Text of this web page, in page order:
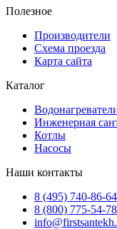
Полезное
Производители
Схема проезда
Карта сайта
Каталог
Инженерная
Котлы
Насосы
Наши контакты
8 (495) 740-86-64
8 (800) 775-54-78